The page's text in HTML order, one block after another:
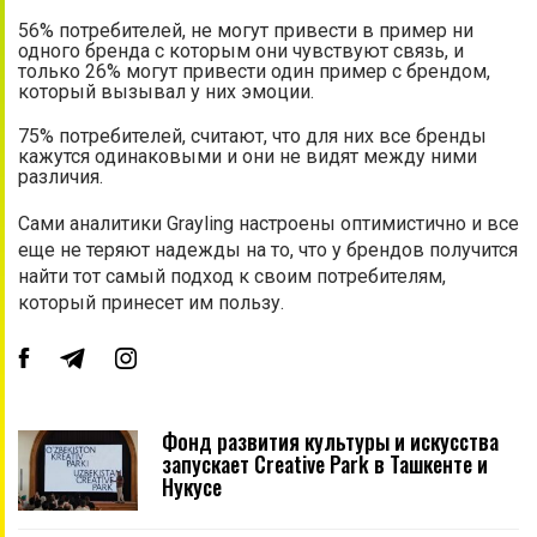
56% потребителей, не могут привести в пример ни
одного бренда с которым они чувствуют связь, и
только 26% могут привести один пример с брендом,
который вызывал у них эмоции.
75% потребителей, считают, что для них все бренды
кажутся одинаковыми и они не видят между ними
различия.
Сами аналитики Grayling настроены оптимистично и все
еще не теряют надежды на то, что у брендов получится
найти тот самый подход к своим потребителям,
который принесет им пользу.
Фонд развития культуры и искусства
запускает Creative Park в Ташкенте и
Нукусе